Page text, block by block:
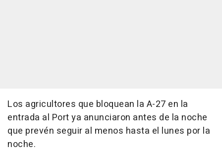
Los agricultores que bloquean la A-27 en la
entrada al Port ya anunciaron antes de la noche
que prevén seguir al menos hasta el lunes por la
noche.